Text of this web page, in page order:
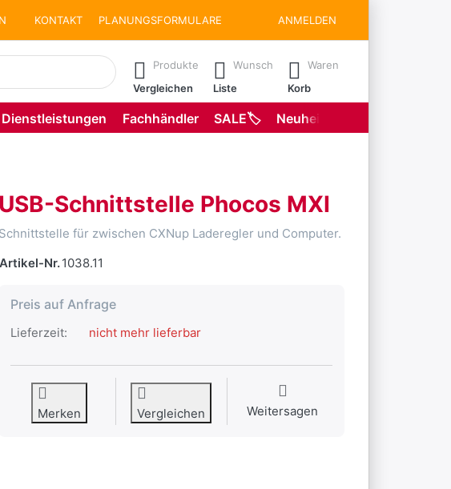
KONTAKT PLANUNGSFORMULARE ANMELDEN
automatisch erste Ergebnisse. Drücken Sie die Eingabetaste, um
Produkte
Vergleichen
Wunsch
Liste
Waren
Korb
Dienstleistungen Fachhändler SALE🏷️ Neuheiten
USB-Schnittstelle Phocos MXI
Schnittstelle für zwischen CXNup Laderegler und Computer.
Artikel-Nr.1038.11
Preis auf Anfrage
Lieferzeit: nicht mehr lieferbar
Merken Vergleichen Weitersagen